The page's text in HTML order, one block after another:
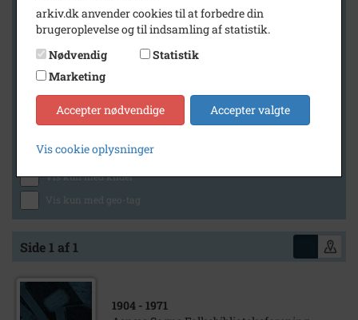
Geografi
Generelt
Vis kun med billeder
Vis kun med lydklip
Vis kun med kilder
Vis kun med geo-tag
Side 1 af 1
1904 - 1971
arkiv.dk anvender cookies til at forbedre din
brugeroplevelse og til indsamling af statistik.
Nødvendig
Statistik
Marketing
Accepter nødvendige Accepter valgte
Vis cookie oplysninger